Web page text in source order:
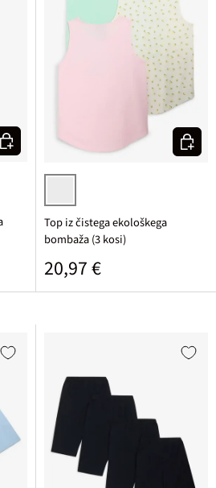
Izberi varianto
svetlo metina + bela + rozasta
Top iz čistega ekološkega
bombaža (3 kosi)
Običajna cena
20,97 €
Izberi